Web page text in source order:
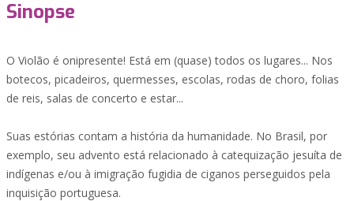
Sinopse
O Violão é onipresente! Está em (quase) todos os lugares... Nos
botecos, picadeiros, quermesses, escolas, rodas de choro, folias
de reis, salas de concerto e estar...
Suas estórias contam a história da humanidade. No Brasil, por
exemplo, seu advento está relacionado à catequização jesuíta de
indígenas e/ou à imigração fugidia de ciganos perseguidos pela
inquisição portuguesa.